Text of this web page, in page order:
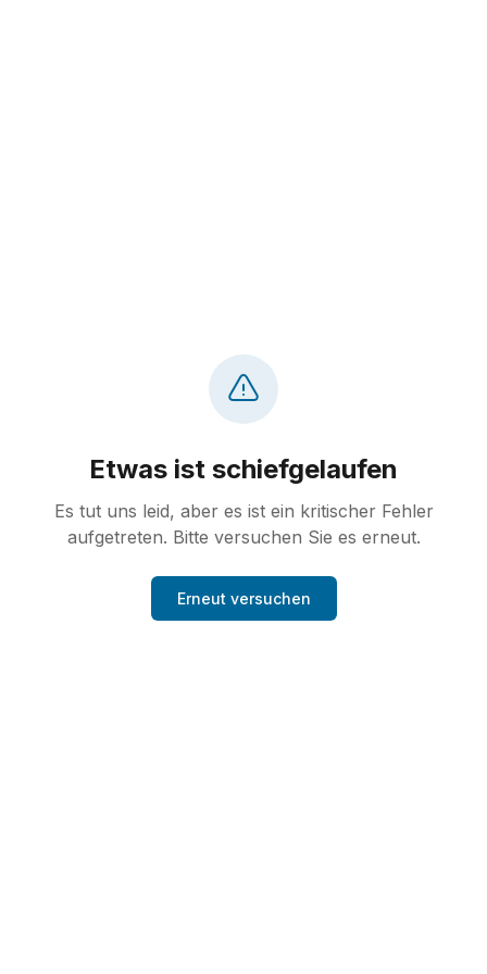
Etwas ist schiefgelaufen
Es tut uns leid, aber es ist ein kritischer Fehler
aufgetreten. Bitte versuchen Sie es erneut.
Erneut versuchen